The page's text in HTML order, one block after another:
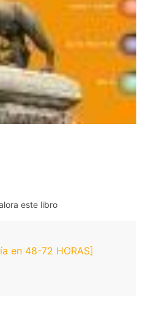
este libro
en 48-72 HORAS]